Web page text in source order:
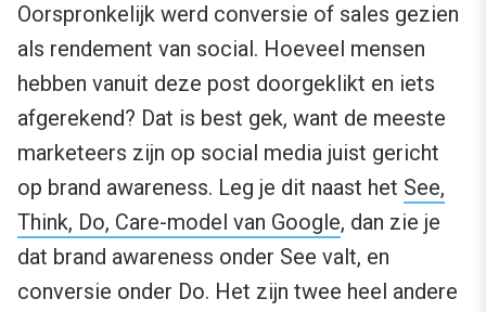
Oorspronkelijk werd conversie of sales gezien
als rendement van social. Hoeveel mensen
hebben vanuit deze post doorgeklikt en iets
afgerekend? Dat is best gek, want de meeste
marketeers zijn op social media juist gericht
op brand awareness. Leg je dit naast het See,
Think, Do, Care-model van Google, dan zie je
dat brand awareness onder See valt, en
conversie onder Do. Het zijn twee heel andere